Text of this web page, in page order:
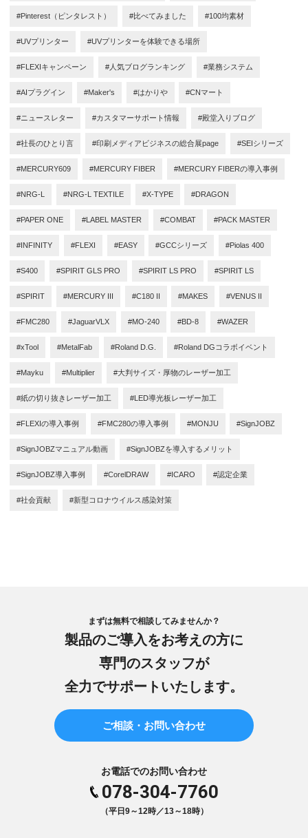
#Pinterest（ピンタレスト） #比べてみました #100均素材
#UVプリンター #UVプリンターを体験できる場所
#FLEXIキャンペーン #人気ブログランキング #業務システム
#AIプラグイン #Maker's #はかりや #CNマート
#ニュースレター #カスタマーサポート情報 #殿堂入りブログ
#社長のひとり言 #印刷メディアビジネスの総合展page #SEIシリーズ
#MERCURY609 #MERCURY FIBER #MERCURY FIBERの導入事例
#NRG-L #NRG-L TEXTILE #X-TYPE #DRAGON
#PAPER ONE #LABEL MASTER #COMBAT #PACK MASTER
#INFINITY #FLEXI #EASY #GCCシリーズ #Piolas 400
#S400 #SPIRIT GLS PRO #SPIRIT LS PRO #SPIRIT LS
#SPIRIT #MERCURY III #C180 II #MAKES #VENUS II
#FMC280 #JaguarVLX #MO-240 #BD-8 #WAZER
#xTool #MetalFab #Roland D.G. #Roland DGコラボイベント
#Mayku #Multiplier #大判サイズ・厚物のレーザー加工
#紙の切り抜きレーザー加工 #LED導光板レーザー加工
#FLEXIの導入事例 #FMC280の導入事例 #MONJU #SignJOBZ
#SignJOBZマニュアル動画 #SignJOBZを導入するメリット
#SignJOBZ導入事例 #CorelDRAW #ICARO #認定企業
#社会貢献 #新型コロナウイルス感染対策
まずは無料で相談してみませんか？
製品のご導入をお考えの方に
専門のスタッフが
全力でサポートいたします。
ご相談・お問い合わせ
お電話でのお問い合わせ
078-304-7760
（平日9～12時／13～18時）